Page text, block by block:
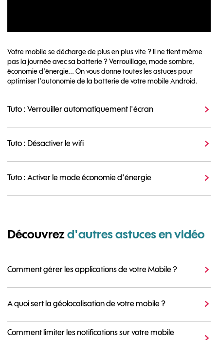
Votre mobile se décharge de plus en plus vite ? Il ne tient même
pas la journée avec sa batterie ? Verrouillage, mode sombre,
économie d'énergie... On vous donne toutes les astuces pour
optimiser l'autonomie de la batterie de votre mobile Android.
Tuto : Verrouiller automatiquement l'écran
Tuto : Désactiver le wifi
Tuto : Activer le mode économie d'énergie
Découvrezd'autres astuces en vidéo
Comment gérer les applications de votre Mobile ?
A quoi sert la géolocalisation de votre mobile ?
Comment limiter les notifications sur votre mobile